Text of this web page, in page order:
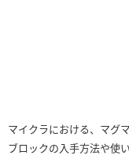
マイクラにおける、マグ
ブロックの入手方法や使